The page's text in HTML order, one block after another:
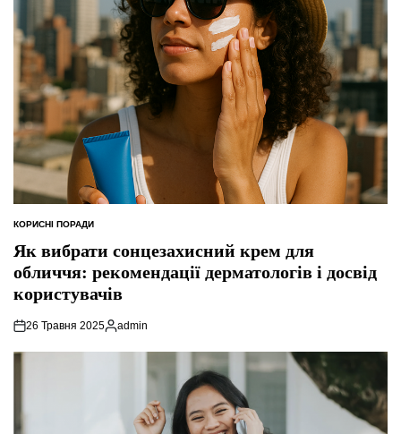
ОПУБЛІКУВАТИ
КОРИСНІ ПОРАДИ
Як вибрати сонцезахисний крем для
обличчя: рекомендації дерматологів і досвід
користувачів
26 Травня 2025
Опубліковано
admin